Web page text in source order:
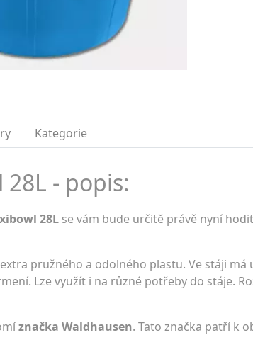
Kategorie
28L - popis:
28L se vám bude určitě právě nyní
pružného a odolného plastu. Ve stáji má
Lze využít i na různé potřeby do stáje.
značka Waldhausen. Tato značka patří k